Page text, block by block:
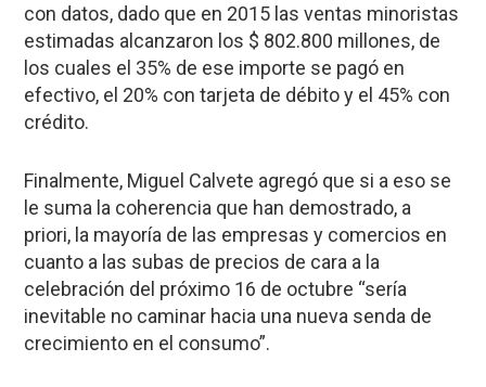
con datos, dado que en 2015 las ventas minoristas
estimadas alcanzaron los $ 802.800 millones, de
los cuales el 35% de ese importe se pagó en
efectivo, el 20% con tarjeta de débito y el 45% con
crédito.
Finalmente, Miguel Calvete agregó que si a eso se
le suma la coherencia que han demostrado, a
priori, la mayoría de las empresas y comercios en
cuanto a las subas de precios de cara a la
celebración del próximo 16 de octubre “sería
inevitable no caminar hacia una nueva senda de
crecimiento en el consumo”.